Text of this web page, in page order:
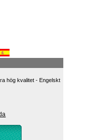
hög kvalitet - Engelskt